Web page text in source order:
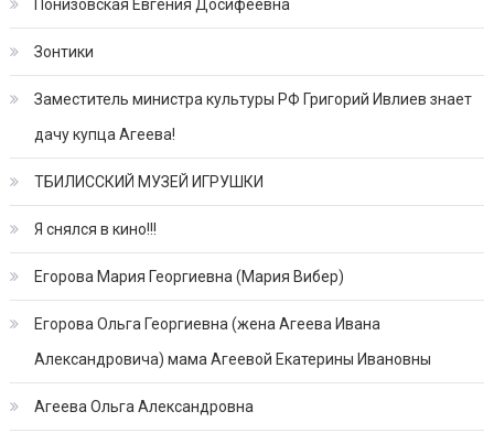
Понизовская Евгения Досифеевна
Зонтики
Заместитель министра культуры РФ Григорий Ивлиев знает
дачу купца Агеева!
ТБИЛИССКИЙ МУЗЕЙ ИГРУШКИ
Я снялся в кино!!!
Егорова Мария Георгиевна (Мария Вибер)
Егорова Ольга Георгиевна (жена Агеева Ивана
Александровича) мама Агеевой Екатерины Ивановны
Агеева Ольга Александровна